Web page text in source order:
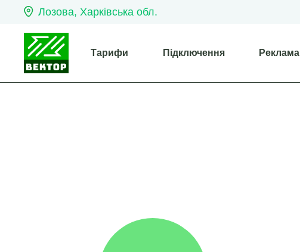
Лозова, Харківська обл.
Тарифи Підключення Реклама